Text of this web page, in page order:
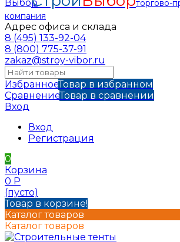
торгово-
компания
Адрес офиса и склада
8 (495) 133-92-04
8 (800) 775-37-91
zakaz@stroy-vibor.ru
ИзбранноеТовар в избранном
СравнениеТовар в сравнении
Вход
Вход
Регистрация
0
Корзина
0 Р
(пусто)
Товар в корзине!
Каталог товаров
Каталог товаров